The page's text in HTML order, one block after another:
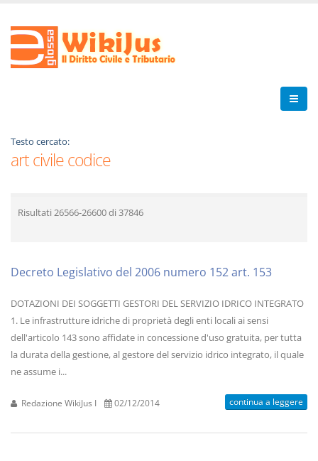
Testo cercato:
art civile codice
Risultati 26566-26600di 37846
Decreto Legislativo del 2006 numero 152 art. 153
DOTAZIONI DEI SOGGETTI GESTORI DEL SERVIZIO IDRICO INTEGRATO
1. Le infrastrutture idriche di proprietà degli enti locali ai sensi
dell'articolo 143 sono affidate in concessione d'uso gratuita, per tutta
la durata della gestione, al gestore del servizio idrico integrato, il quale
ne assume i...
Redazione WikiJus I 02/12/2014 continua a leggere